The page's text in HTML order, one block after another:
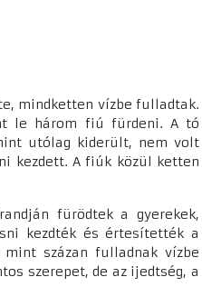
mindketten vízbe fulladtak.
le három fiú fürdeni. A tó
utólag kiderült, nem volt
kezdett. A fiúk közül ketten
fürödtek a gyerekek,
kezdték és értesítették a
százan fulladnak vízbe
szerepet, de az ijedtség, a